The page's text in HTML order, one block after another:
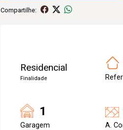
Compartilhe:
Residencial
Finalidade
1
Garagem A.